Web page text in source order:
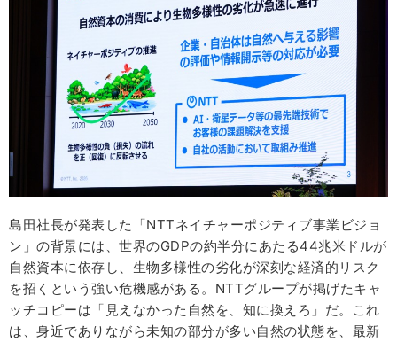
島田社長が発表した「NTTネイチャーポジティブ事業ビジョ
ン」の背景には、世界のGDPの約半分にあたる44兆米ドルが
自然資本に依存し、生物多様性の劣化が深刻な経済的リスク
を招くという強い危機感がある。NTTグループが掲げたキャ
ッチコピーは「見えなかった自然を、知に換えろ」だ。これ
は、身近でありながら未知の部分が多い自然の状態を、最新